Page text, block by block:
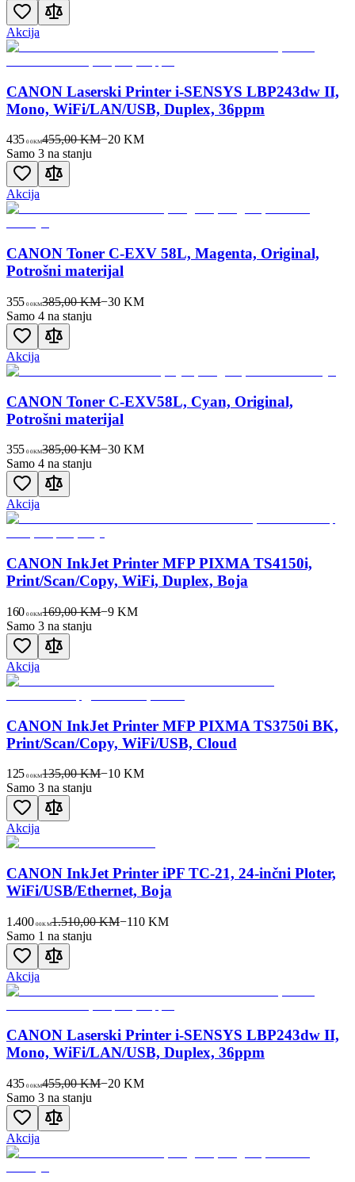
Akcija
CANON Laserski Printer i-SENSYS LBP243dw II,
Mono, WiFi/LAN/USB, Duplex, 36ppm
435 00KM455,00 KM−20 KM
Samo 3 na stanju
Akcija
CANON Toner C-EXV 58L, Magenta, Original,
Potrošni materijal
355 00KM385,00 KM−30 KM
Samo 4 na stanju
Akcija
CANON Toner C-EXV58L, Cyan, Original,
Potrošni materijal
355 00KM385,00 KM−30 KM
Samo 4 na stanju
Akcija
CANON InkJet Printer MFP PIXMA TS4150i,
Print/Scan/Copy, WiFi, Duplex, Boja
160 00KM169,00 KM−9 KM
Samo 3 na stanju
Akcija
CANON InkJet Printer MFP PIXMA TS3750i BK,
Print/Scan/Copy, WiFi/USB, Cloud
125 00KM135,00 KM−10 KM
Samo 3 na stanju
Akcija
CANON InkJet Printer iPF TC-21, 24-inčni Ploter,
WiFi/USB/Ethernet, Boja
1.400 00KM1.510,00 KM−110KM
Samo 1 na stanju
Akcija
CANON Laserski Printer i-SENSYS LBP243dw II,
Mono, WiFi/LAN/USB, Duplex, 36ppm
435 00KM455,00 KM−20 KM
Samo 3 na stanju
Akcija